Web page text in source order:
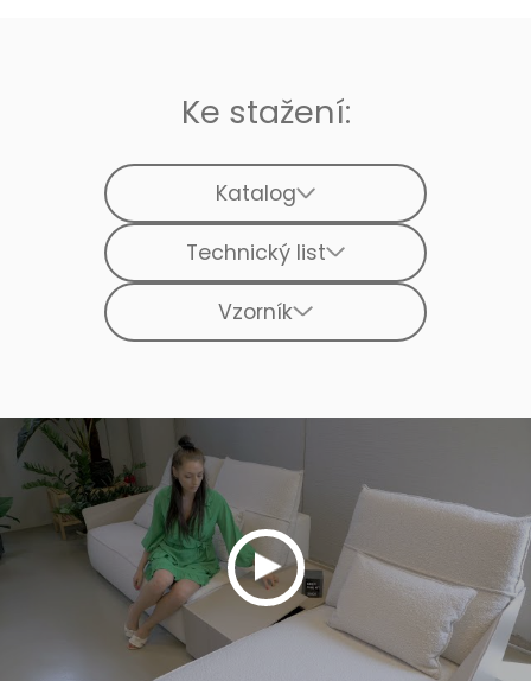
Ke stažení:
Katalog
Technický list
Vzorník